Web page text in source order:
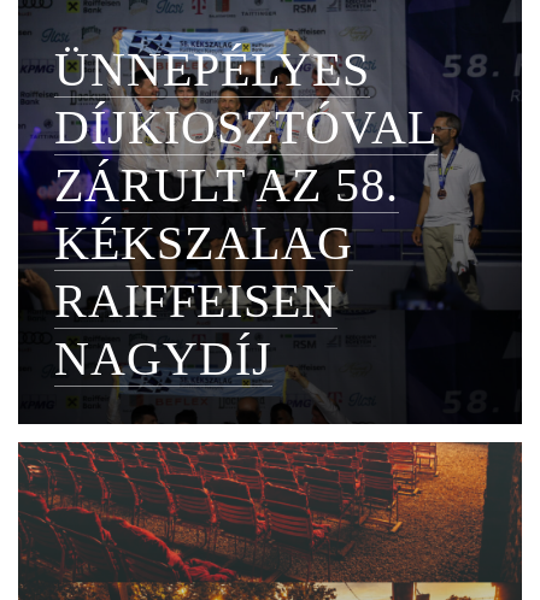
ÜNNEPÉLYES
DÍJKIOSZTÓVAL
ZÁRULT AZ 58.
KÉKSZALAG
RAIFFEISEN
NAGYDÍJ